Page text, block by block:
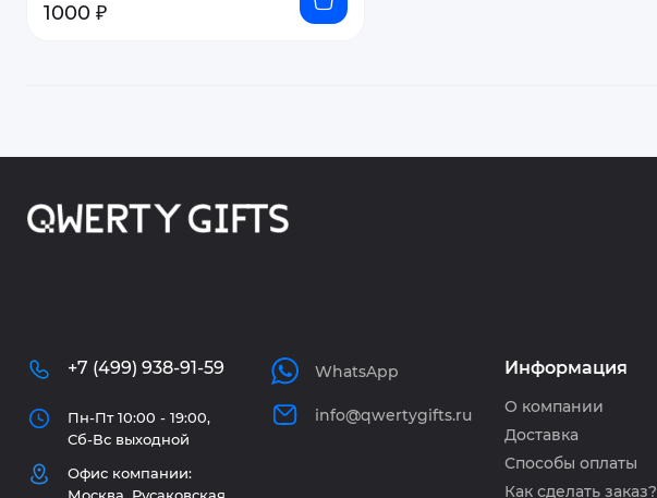
1000 ₽
+7 (499) 938-91-59
Пн-Пт 10:00 - 19:00,
Сб-Вс выходной
Офис компании:
WhatsApp
info@qwertygifts.ru
Информация
О компании
Доставка
Способы оплаты
Как сделать заказ?